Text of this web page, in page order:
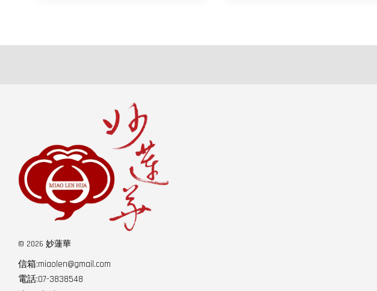
© 2026 妙蓮華
信箱:miaolen@gmail.com
電話:07-3838548